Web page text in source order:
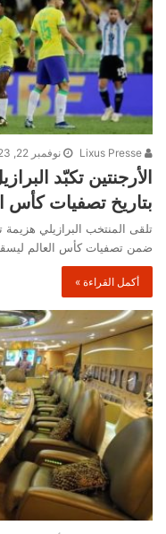
نوفمبر 22, 2023
الأرجنتين تكبّد
بتاريخ تصفيات كأس
تلقى المنتخب البرازيلي هزيمة
ضمن تصفيات كأس العالم
أكمل القراءة »